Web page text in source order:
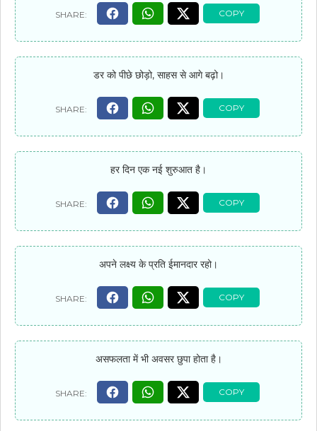
डर को पीछे छोड़ो, साहस से आगे बढ़ो।
हर दिन एक नई शुरुआत है।
अपने लक्ष्य के प्रति ईमानदार रहो।
असफलता में भी अवसर छुपा होता है।